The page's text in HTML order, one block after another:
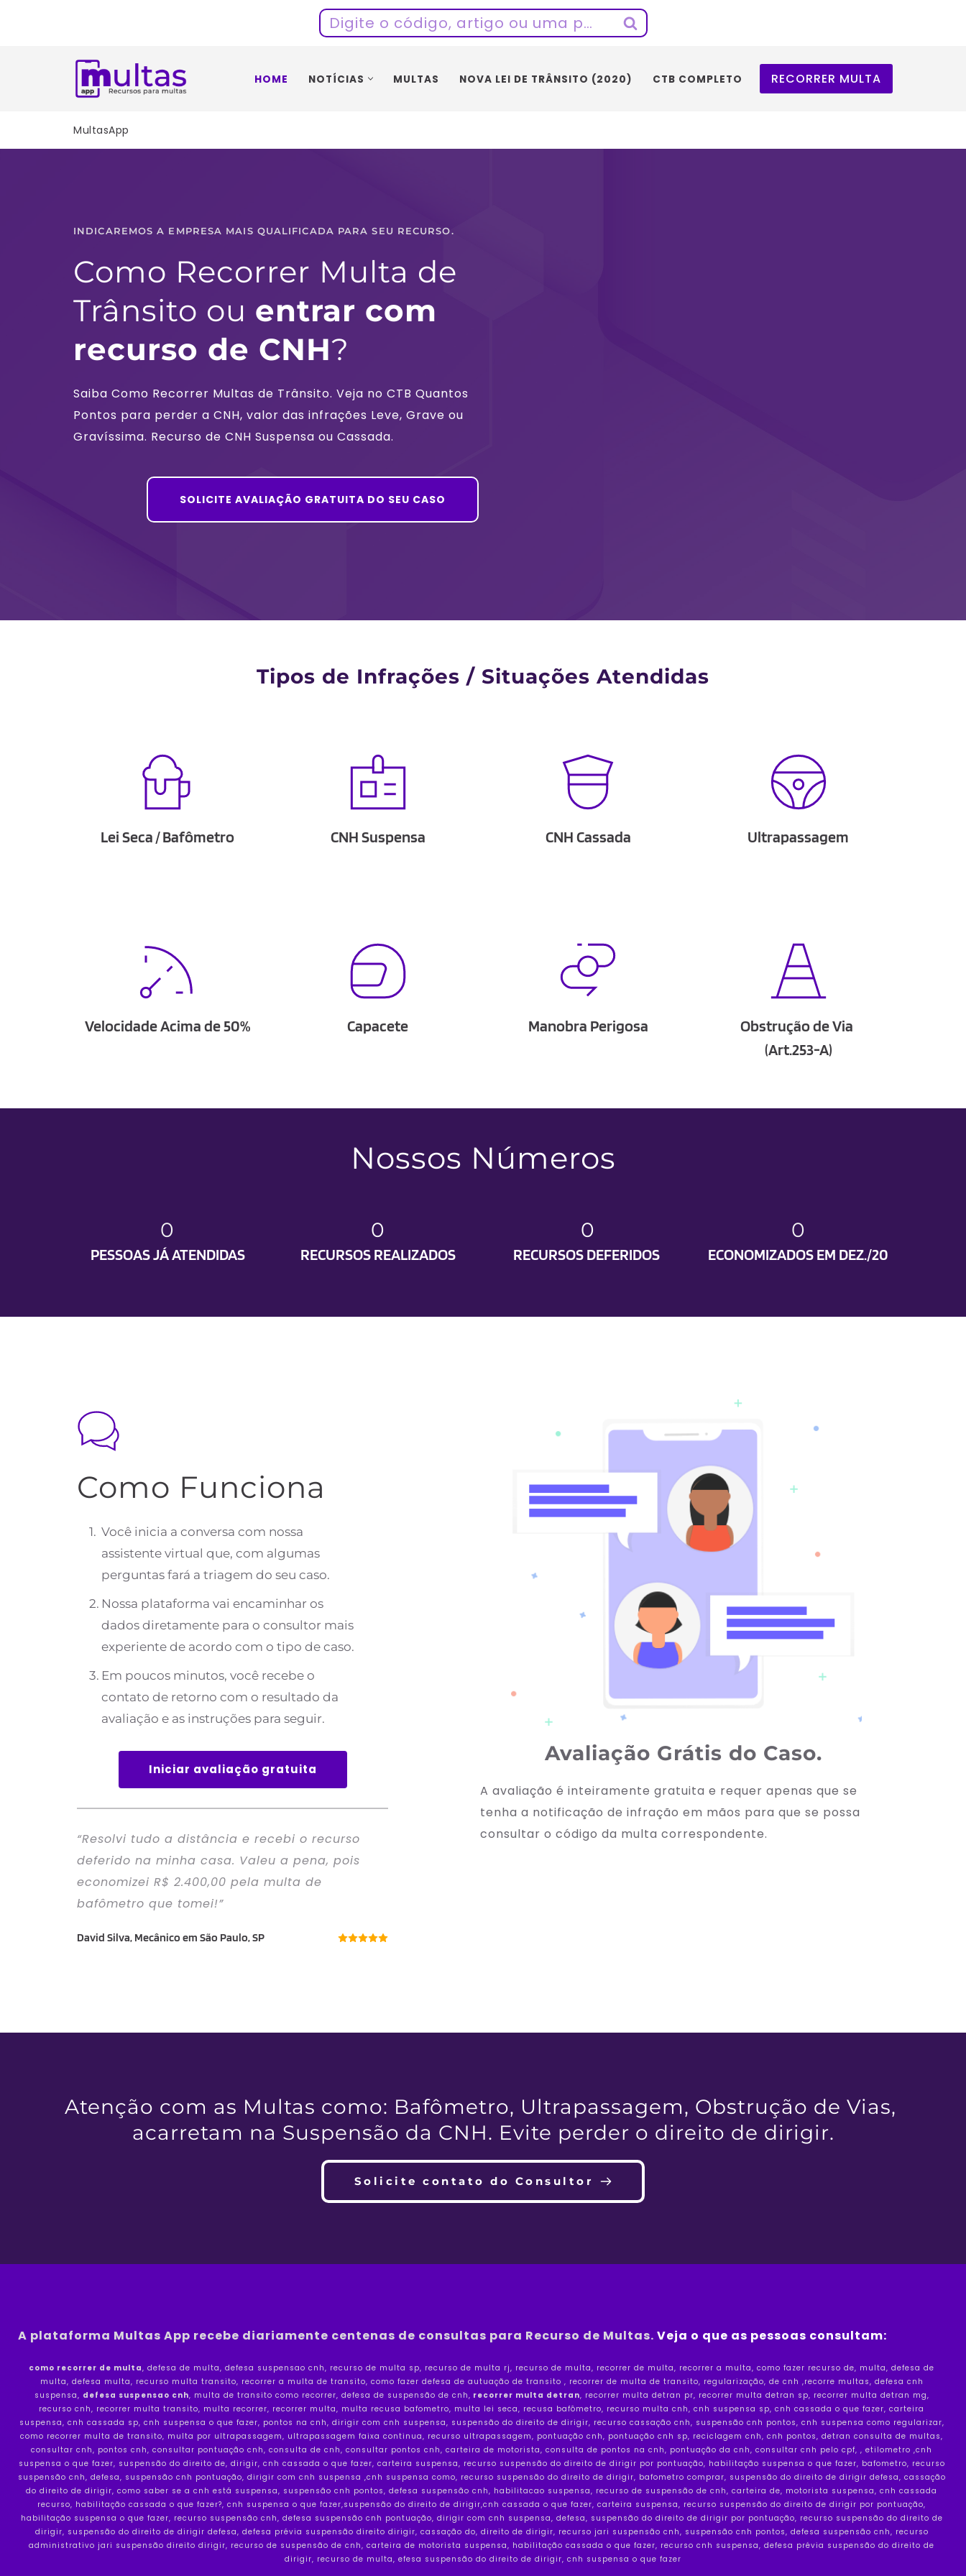
HOME NOTÍCIAS MULTAS NOVA LEI DE TRÂNSITO (2020) CTB COMPLETO RECORRER MULTA
MultasApp
INDICAREMOS A EMPRESA MAIS QUALIFICADA PARA SEU RECURSO.
Como Recorrer Multa de
Trânsito ou entrar com
recurso de CNH?
Saiba Como Recorrer Multas de Trânsito. Veja no CTB Quantos
Pontos para perder a CNH, valor das infrações Leve, Grave ou
Gravíssima. Recurso de CNH Suspensa ou Cassada.
SOLICITE AVALIAÇÃO GRATUITA DO SEU CASO
Tipos de Infrações / Situações Atendidas
Lei Seca / Bafômetro CNH Suspensa CNH Cassada Ultrapassagem
Velocidade Acima de 50% Capacete Manobra Perigosa
Obstrução de Via
(Art.253-A)
Nossos Números
0
PESSOAS JÁ ATENDIDAS
0
RECURSOS REALIZADOS
0
RECURSOS DEFERIDOS
0
ECONOMIZADOS EM DEZ./20
Como Funciona
Você inicia a conversa com nossa
assistente virtual que, com algumas
perguntas fará a triagem do seu caso.
Nossa plataforma vai encaminhar os
dados diretamente para o consultor mais
experiente de acordo com o tipo de caso.
Em poucos minutos, você recebe o
contato de retorno com o resultado da
avaliação e as instruções para seguir.
Iniciar avaliação gratuita
“Resolvi tudo a distância e recebi o recurso
deferido na minha casa. Valeu a pena, pois
economizei R$ 2.400,00 pela multa de
bafômetro que tomei!”
David Silva, Mecânico em São Paulo, SP
Avaliação Grátis do Caso.
A avaliação é inteiramente gratuita e requer apenas que se
tenha a notificação de infração em mãos para que se possa
consultar o código da multa correspondente.
Atenção com as Multas como: Bafômetro, Ultrapassagem, Obstrução de Vias,
acarretam na Suspensão da CNH. Evite perder o direito de dirigir.
Solicite contato do Consultor
A plataforma Multas App recebe diariamente centenas de consultas para Recurso de Multas. Veja o que as pessoas consultam:
como recorrer de multa, defesa de multa, defesa suspensao cnh, recurso de multa sp, recurso de multa rj, recurso de multa, recorrer de multa, recorrer a multa, como fazer recurso de, multa, defesa de
multa, defesa multa, recurso multa transito, recorrer a multa de transito, como fazer defesa de autuação de transito , recorrer de multa de transito, regularização, de cnh ,recorre multas, defesa cnh
suspensa, defesa suspensao cnh, multa de transito como recorrer, defesa de suspensão de cnh, recorrer multa detran, recorrer multa detran pr, recorrer multa detran sp, recorrer multa detran mg,
recurso cnh, recorrer multa transito, multa recorrer, recorrer multa, multa recusa bafometro, multa lei seca, recusa bafômetro, recurso multa cnh, cnh suspensa sp, cnh cassada o que fazer, carteira
suspensa, cnh cassada sp, cnh suspensa o que fazer, pontos na cnh, dirigir com cnh suspensa, suspensão do direito de dirigir, recurso cassação cnh, suspensão cnh pontos, cnh suspensa como regularizar,
como recorrer multa de transito, multa por ultrapassagem, ultrapassagem faixa continua, recurso ultrapassagem, pontuação cnh, pontuação cnh sp, reciclagem cnh, cnh pontos, detran consulta de multas,
consultar cnh, pontos cnh, consultar pontuação cnh, consulta de cnh, consultar pontos cnh, carteira de motorista, consulta de pontos na cnh, pontuação da cnh, consultar cnh pelo cpf, , etilometro ,cnh
suspensa o que fazer, suspensão do direito de, dirigir, cnh cassada o que fazer, carteira suspensa, recurso suspensão do direito de dirigir por pontuação, habilitação suspensa o que fazer, bafometro, recurso
suspensão cnh, defesa, suspensão cnh pontuação, dirigir com cnh suspensa ,cnh suspensa como, recurso suspensão do direito de dirigir, bafometro comprar, suspensão do direito de dirigir defesa, cassação
do direito de dirigir, como saber se a cnh está suspensa, suspensão cnh pontos, defesa suspensão cnh, habilitacao suspensa, recurso de suspensão de cnh, carteira de, motorista suspensa, cnh cassada
recurso, habilitação cassada o que fazer?, cnh suspensa o que fazer,suspensão do direito de dirigir,cnh cassada o que fazer, carteira suspensa, recurso suspensão do direito de dirigir por pontuação,
habilitação suspensa o que fazer, recurso suspensão cnh, defesa suspensão cnh pontuação, dirigir com cnh suspensa, defesa, suspensão do direito de dirigir por pontuação, recurso suspensão do direito de
dirigir, suspensão do direito de dirigir defesa, defesa prévia suspensão direito dirigir, cassação do, direito de dirigir, recurso jari suspensão cnh, suspensão cnh pontos, defesa suspensão cnh, recurso
administrativo jari suspensão direito dirigir, recurso de suspensão de cnh, carteira de motorista suspensa, habilitação cassada o que fazer, recurso cnh suspensa, defesa prévia suspensão do direito de
dirigir, recurso de multa, efesa suspensão do direito de dirigir, cnh suspensa o que fazer